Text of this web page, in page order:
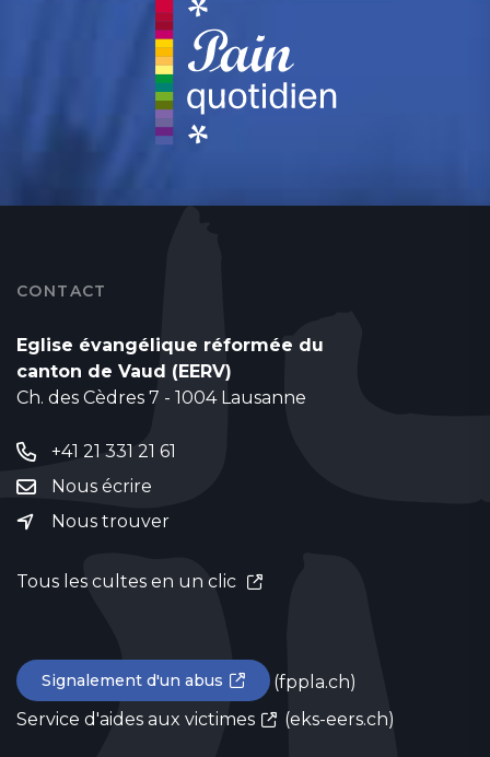
CONTACT
Eglise évangélique réformée du
canton de Vaud (EERV)
Ch. des Cèdres 7 - 1004 Lausanne
+41 21 331 21 61
Nous écrire
Nous trouver
Tous les cultes en un clic
Signalement d'un abus
(fppla.ch)
Service d'aides aux victimes
(eks-eers.ch)